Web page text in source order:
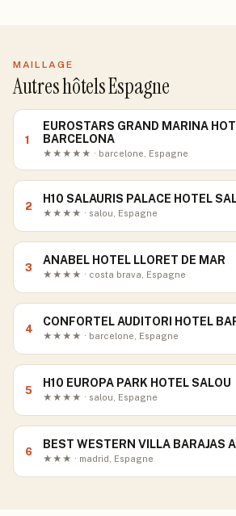
MAILLAGE
Autres hôtels Espagne
1
EUROSTARS GRAND MARINA
BARCELONA
★★★★★ · barcelone, Espagne
2
H10 SALAURIS PALACE HOTEL
★★★★ · salou, Espagne
3
ANABEL HOTEL LLORET DE MAR
★★★★ · costa brava, Espagne
4
CONFORTEL AUDITORI HOTEL
★★★★ · barcelone, Espagne
5
H10 EUROPA PARK HOTEL SALOU
★★★★ · salou, Espagne
6
BEST WESTERN VILLA BARAJAS
★★★ · madrid, Espagne